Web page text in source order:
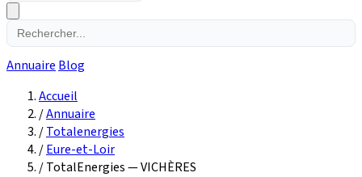
Annuaire Blog
Accueil
/Annuaire
/Totalenergies
/Eure-et-Loir
/TotalEnergies — VICHÈRES